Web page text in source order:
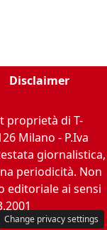
Disclaimer
proprietà di T-
Milano - P.Iva
giornalistica,
periodicità. Non
editoriale ai sensi
Change privacy settings